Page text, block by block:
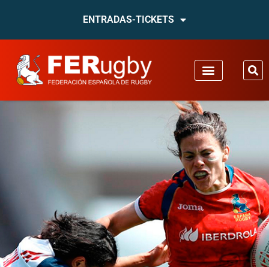
ENTRADAS-TICKETS